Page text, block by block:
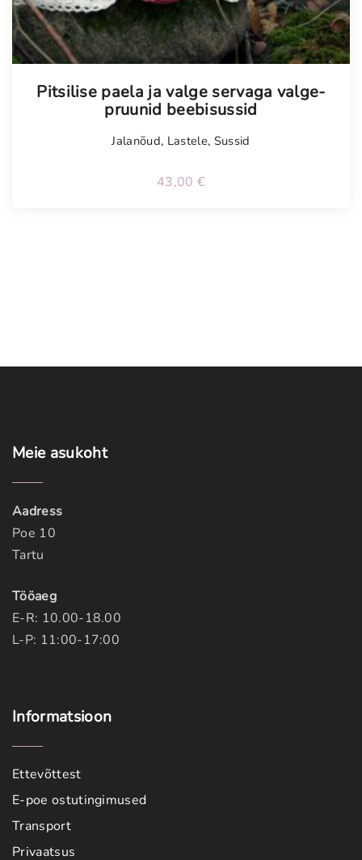
Pitsilise paela ja valge servaga valge-
pruunid beebisussid
Jalanõud, Lastele, Sussid
43,00 €
Meie asukoht
Aadress
Poe 10
Tartu
Tööaeg
E-R: 10.00-18.00
L-P: 11:00-17:00
Informatsioon
Ettevõttest
E-poe ostutingimused
Transport
Privaatsus